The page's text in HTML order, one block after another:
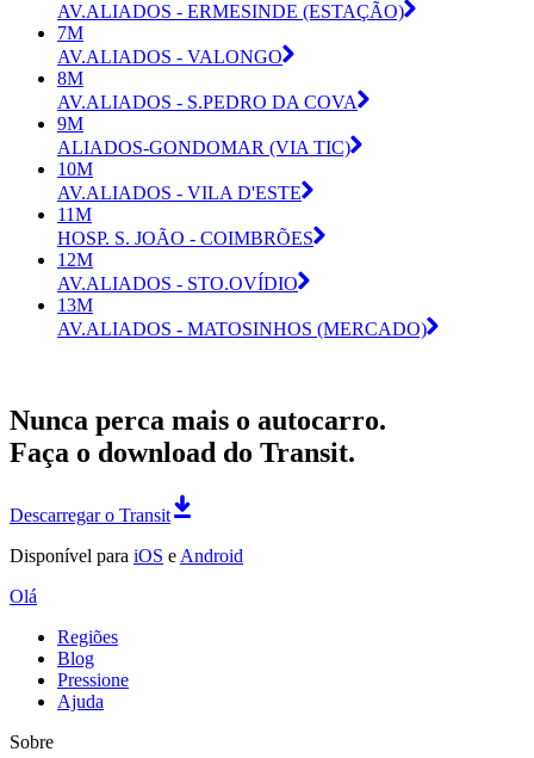
AV.ALIADOS - ERMESINDE (ESTAÇÃO)
7M
AV.ALIADOS - VALONGO
8M
AV.ALIADOS - S.PEDRO DA COVA
9M
ALIADOS-GONDOMAR (VIA TIC)
10M
AV.ALIADOS - VILA D'ESTE
11M
HOSP. S. JOÃO - COIMBRÕES
12M
AV.ALIADOS - STO.OVÍDIO
13M
AV.ALIADOS - MATOSINHOS (MERCADO)
Nunca perca mais o autocarro.
Faça o download do Transit.
Descarregar o Transit
Disponível para iOS e Android
Olá
Regiões
Blog
Pressione
Ajuda
Sobre